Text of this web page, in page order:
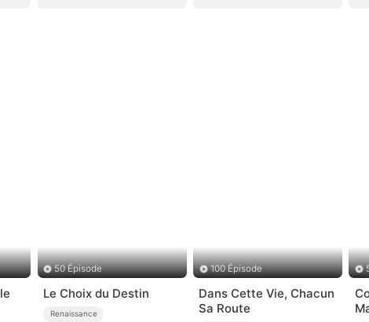
50 Épisode
Le Choix du Destin
Renaissance
100 Épisode
Dans Cette Vie, Chacun
Sa Route